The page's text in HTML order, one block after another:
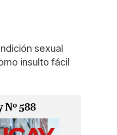
sexual
insulto fácil
Nº 588